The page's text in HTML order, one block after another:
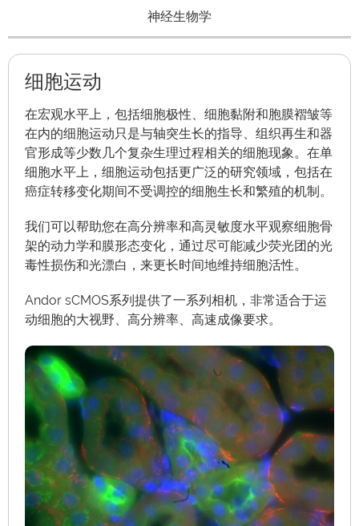
神经生物学
细胞运动
在宏观水平上，包括细胞极性、细胞黏附和胞膜褶皱等
在内的细胞运动只是与轴突生长的指导、组织再生和器
官形成等少数几个复杂生理过程相关的细胞现象。在单
细胞水平上，细胞运动包括更广泛的研究领域，包括在
癌症转移变化期间不受调控的细胞生长和繁殖的机制。
我们可以帮助您在高分辨率和高灵敏度水平观察细胞骨
架的动力学和膜形态变化，通过尽可能减少荧光团的光
毒性损伤和光漂白，来更长时间地维持细胞活性。
Andor sCMOS系列提供了一系列相机，非常适合于运
动细胞的大视野、高分辨率、高速成像要求。